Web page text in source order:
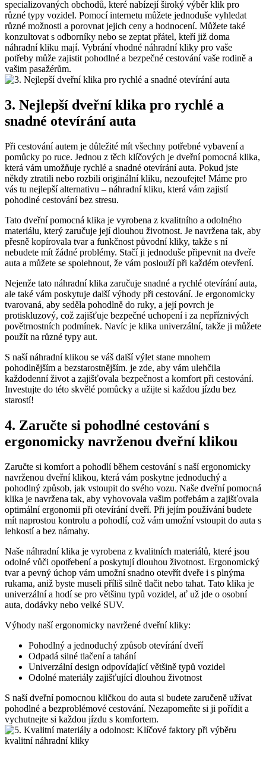
specializovaných obchodů, ‌které nabízejí široký výběr klik ⁣pro
různé typy ⁣vozidel. Pomocí internetu můžete jednoduše vyhledat
různé možnosti a porovnat jejich​ ceny a hodnocení. Můžete také
konzultovat s odborníky nebo se zeptat přátel, ‌kteří již doma
náhradní kliku mají. Vybrání vhodné náhradní ‌kliky pro vaše
potřeby může zajistit ⁢pohodlné a bezpečné cestování vaše rodině a
vašim pasažérům.
3. Nejlepší dveřní ​klika pro rychlé a
snadné otevírání auta
Při cestování autem je důležité mít‍ všechny potřebné vybavení a
pomůcky po ruce.⁢ Jednou ⁤z těch klíčových⁣ je dveřní pomocná klika,
která vám‍ umožňuje rychlé a snadné otevírání ⁢auta. Pokud jste
‌někdy ztratili nebo rozbili originální kliku, nezoufejte! Máme pro
vás tu nejlepší ‍alternativu – ​náhradní kliku, která ‍vám zajistí
pohodlné cestování bez stresu.
Tato dveřní pomocná klika je vyrobena z kvalitního a odolného
materiálu, který zaručuje její dlouhou životnost. Je navržena tak, aby‌
přesně kopírovala tvar a funkčnost původní kliky, takže s ní
nebudete mít žádné problémy. Stačí ji​ jednoduše připevnit na dveře
auta a můžete⁤ se​ spolehnout, že vám poslouží při každém otevření.
Nejenže tato náhradní klika zaručuje snadné a rychlé otevírání auta,
ale také ⁢vám poskytuje další výhody při cestování. Je ergonomicky
tvarovaná,‍ aby seděla pohodlně do ruky, a její​ povrch je
‌protiskluzový, což zajišťuje bezpečné uchopení i ⁤za⁤ nepříznivých
povětrnostních‌ podmínek. Navíc ⁢je klika univerzální, takže ji můžete
použít na různé typy aut.
S naší náhradní klikou se‌ váš další ‌výlet‍ stane mnohem
pohodlnějším a bezstarostnějším. je zde, aby vám ulehčila
každodenní život a zajišťovala bezpečnost a komfort při cestování.
Investujte do této skvělé pomůcky a užijte si každou jízdu bez
starostí!
4. Zaručte ‍si pohodlné cestování s
‌ergonomicky navrženou dveřní klikou
Zaručte si komfort a pohodlí během cestování s naší ergonomicky
navrženou dveřní klikou, která vám poskytne jednoduchý a
pohodlný způsob, jak vstoupit do svého vozu. Naše dveřní pomocná​
klika je navržena tak, aby vyhovovala vašim potřebám a zajišťovala
optimální ‍ergonomii při otevírání dveří. Při‍ jejím používání budete
mít naprostou kontrolu a pohodlí, což vám umožní vstoupit do auta s
lehkostí a bez námahy.
Naše náhradní⁢ klika je vyrobena z kvalitních materiálů, které⁢ jsou
odolné vůči opotřebení a poskytují dlouhou životnost. Ergonomický
tvar‍ a⁢ pevný úchop vám umožní snadno otevřít dveře i ‌s plnýma
rukama, aniž ‍byste museli příliš silně tlačit nebo tahat. Tato klika je
univerzální a hodí se pro ⁢většinu typů vozidel, ať​ už jde‍ o osobní
auta, dodávky nebo velké⁢ SUV.
Výhody naší ergonomicky navržené dveřní kliky:
Pohodlný a ​jednoduchý‍ způsob otevírání dveří
Odpadá silné tlačení a ‍tahání
Univerzální design odpovídající většině typů vozidel
Odolné materiály zajišťující dlouhou životnost
S naší dveřní pomocnou ‍kličkou do auta si ​budete zaručeně užívat
pohodlné a bezproblémové cestování. ⁣Nezapomeňte si ji pořídit a
vychutnejte si každou ‍jízdu s komfortem.